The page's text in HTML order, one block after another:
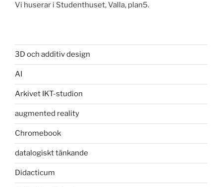
Vi huserar i Studenthuset, Valla, plan5.
3D och additiv design
AI
Arkivet IKT-studion
augmented reality
Chromebook
datalogiskt tänkande
Didacticum